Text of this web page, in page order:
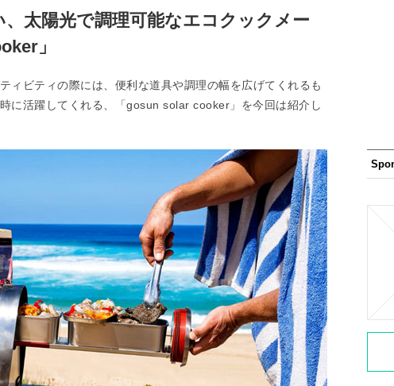
太陽光で調理可能なエコクックメー
」
ィビティの際には、便利な道具や調理の幅を広げてくれるも
に活躍してくれる、「gosun solar cooker」を今回は紹介し